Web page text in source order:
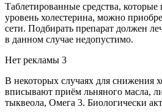
Таблетированные средства,
уровень холестерина, можно
сети. Подбирать препарат должен
в данном случае недопустимо.
Нет рекламы 3
В некоторых случаях для снижения
вписывают приём льняного масла,
тыквеола, Омега 3. Биологически